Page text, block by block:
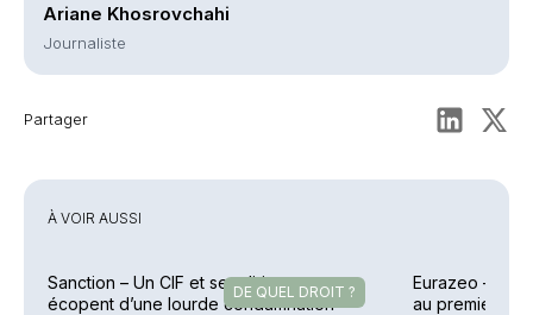
Ariane Khosrovchahi
Journaliste
Partager
À VOIR AUSSI
DE QUEL DROIT ?
Sanction – Un CIF et ses dirigeants
écopent d’une lourde condamnation
Eurazeo –
au premier